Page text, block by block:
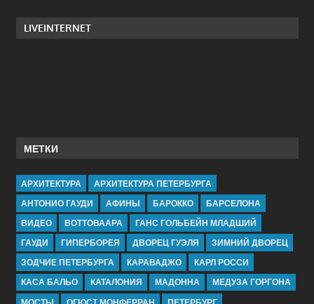
LIVEINTERNET
МЕТКИ
АРХИТЕКТУРА
АРХИТЕКТУРА ПЕТЕРБУРГА
АНТОНИО ГАУДИ
АФИНЫ БАРОККО
БАРСЕЛОНА
ВИДЕО
ВОТТОВААРА
ГАНС ГОЛЬБЕЙН МЛАДШИЙ
ГАУДИ
ГИПЕРБОРЕЯ ДВОРЕЦ ГУЭЛЯ
ЗИМНИЙ ДВОРЕЦ
ЗОДЧИЕ ПЕТЕРБУРГА
КАРАВАДЖО
КАРЛ РОССИ
КАСА БАЛЬО
КАТАЛОНИЯ МАДОННА
МЕДУЗА ГОРГОНА